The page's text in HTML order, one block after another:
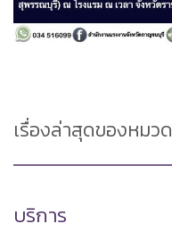
เรื่องล่าสุดของหมวด
บริการ